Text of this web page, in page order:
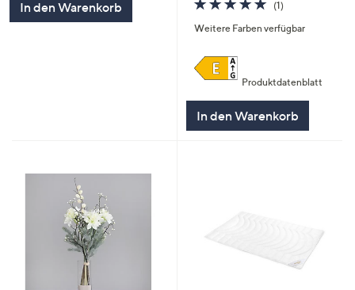
In den Warenkorb
von
5
(1)
Weitere Farben verfügbar
Produktdatenblatt
In den Warenkorb